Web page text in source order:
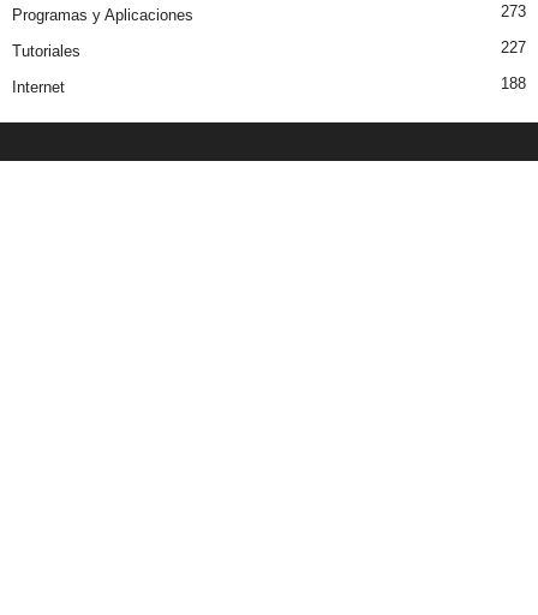
Programas y Aplicaciones 273
Tutoriales 227
Internet 188